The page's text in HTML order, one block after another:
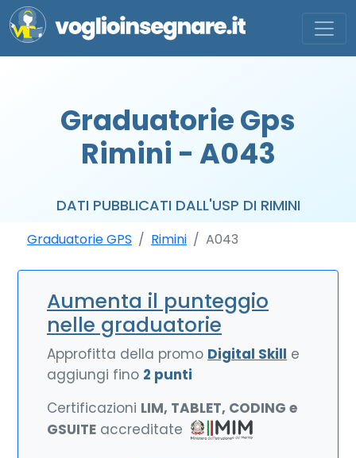
Graduatorie Gps
Rimini - A043
DATI PUBBLICATI DALL'USP DI RIMINI
Graduatorie GPS Rimini A043
Aumenta il punteggio
nelle graduatorie
Approfitta della promo Digital Skill e
aggiungi fino 2 punti
Certificazioni LIM, TABLET, CODING e
GSUITE accreditate